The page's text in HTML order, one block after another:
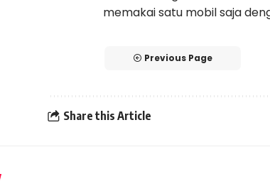
memakai satu mobil saja
Previous Page
Share this Article